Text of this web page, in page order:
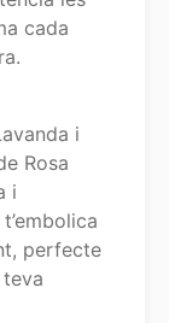
cada
i
Rosa
i
perfecte